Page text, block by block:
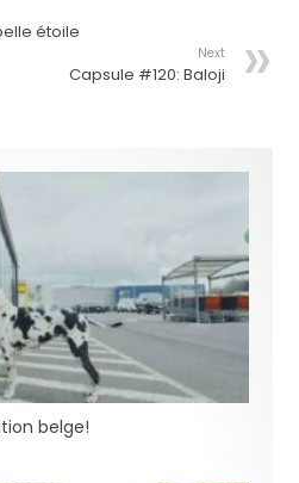
étoile
Next
Capsule #120: Baloji
belge!